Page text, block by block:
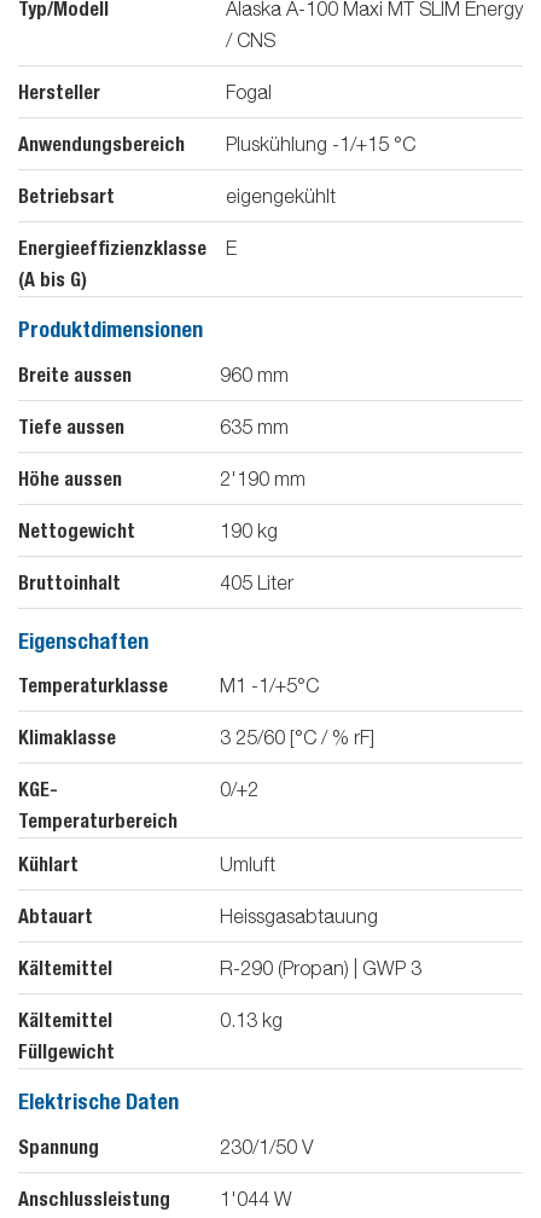
Typ/Modell
Alaska A-100 Maxi MT SLIM Energy
/ CNS
Hersteller Fogal
Anwendungsbereich Pluskühlung -1/+15 °C
Betriebsart eigengekühlt
Energieeffizienzklasse
(A bis G)
E
Produktdimensionen
Breite aussen 960 mm
Tiefe aussen 635 mm
Höhe aussen 2'190 mm
Nettogewicht 190 kg
Bruttoinhalt 405 Liter
Eigenschaften
Temperaturklasse M1 -1/+5°C
Klimaklasse 3 25/60 [°C / % rF]
KGE-
Temperaturbereich
0/+2
Kühlart Umluft
Abtauart Heissgasabtauung
Kältemittel R-290 (Propan) | GWP 3
Kältemittel
Füllgewicht
0.13 kg
Elektrische Daten
Spannung 230/1/50 V
Anschlussleistung 1'044 W